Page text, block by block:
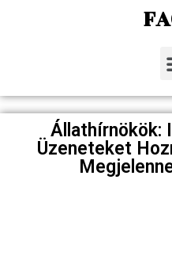
Állathírnökök:
Üzeneteket